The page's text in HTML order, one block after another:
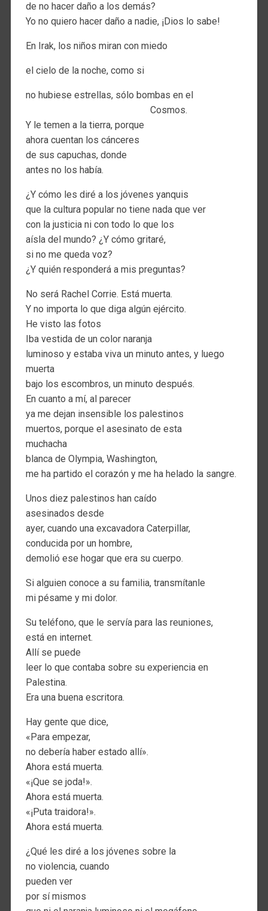
de no hacer daño a los demás?
Yo no quiero hacer daño a nadie, ¡Dios lo sabe!
En Irak, los niños miran con miedo
el cielo de la noche, como si
no hubiese estrellas, sólo bombas en el
Cosmos.
Y le temen a la tierra, porque
ahora cuentan los cánceres
de sus capuchas, donde
antes no los había.
¿Y cómo les diré a los jóvenes yanquis
que la cultura popular no tiene nada que ver
con la justicia ni con todo lo que los
aísla del mundo? ¿Y cómo gritaré,
si no me queda voz?
¿Y quién responderá a mis preguntas?
No será Rachel Corrie. Está muerta.
Y no importa lo que diga algún ejército.
He visto las fotos
Iba vestida de un color naranja
luminoso y estaba viva un minuto antes, y luego
muerta
bajo los escombros, un minuto después.
En cuanto a mí, al parecer
ya me dejan insensible los palestinos
muertos, porque el asesinato de esta
muchacha
blanca de Olympia, Washington,
me ha partido el corazón y me ha helado la sangre.
Unos diez palestinos han caído
asesinados desde
ayer, cuando una excavadora Caterpillar,
conducida por un hombre,
demolió ese hogar que era su cuerpo.
Si alguien conoce a su familia, transmítanle
mi pésame y mi dolor.
Su teléfono, que le servía para las reuniones,
está en internet.
Allí se puede
leer lo que contaba sobre su experiencia en
Palestina.
Era una buena escritora.
Hay gente que dice,
«Para empezar,
no debería haber estado allí».
Ahora está muerta.
«¡Que se joda!».
Ahora está muerta.
«¡Puta traidora!».
Ahora está muerta.
¿Qué les diré a los jóvenes sobre la
no violencia, cuando
pueden ver
por sí mismos